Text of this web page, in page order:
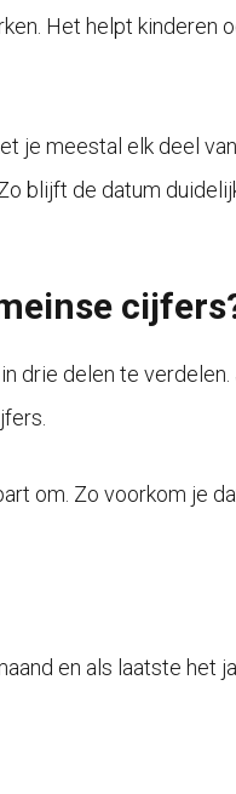
Het helpt kinderen
je meestal elk deel
blijft de datum
drie delen te verdelen.
om. Zo voorkom je
en als laatste het